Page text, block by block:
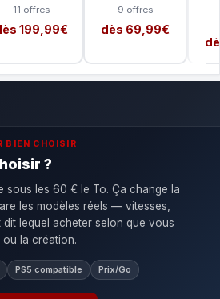
11 offres
199,99€
9 offres
dès 69,99€
BIEN CHOISIR
?
sous les 60 € le To. Ça change la
les modèles réels — vitesses,
lequel acheter selon que vous
la création.
PS5 compatible Prix/Go